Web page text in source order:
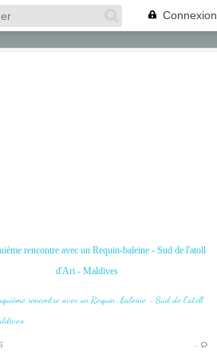
Connexion
rencontre avec un Requin-baleine - Sud de l'atoll
d'Ari - Maldives
…